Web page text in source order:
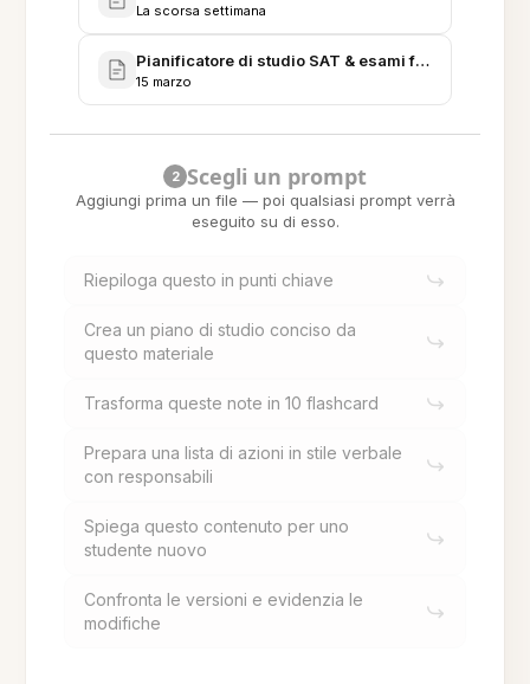
La scorsa settimana
Pianificatore di studio SAT & esami finali -
15 marzo
2 Scegli un prompt
Aggiungi prima un file — poi qualsiasi prompt verrà
eseguito su di esso.
Riepiloga questo in punti chiave
Crea un piano di studio conciso da
questo materiale
Trasforma queste note in 10 flashcard
Prepara una lista di azioni in stile verbale
con responsabili
Spiega questo contenuto per uno
studente nuovo
Confronta le versioni e evidenzia le
modifiche